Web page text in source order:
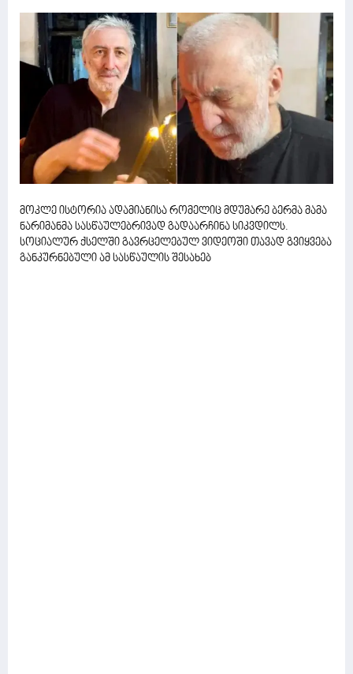
მოკლე ისტორია ადამიანისა რომელიც მდუმარე ბერმა მამა
ნარიმანმა სასწაულებრივად გადაარჩინა სიკვდილს.
სოციალურ ქსელში გავრცელებულ ვიდეოში თავად გვიყვება
განკურნებული ამ სასწაულის შესახებ